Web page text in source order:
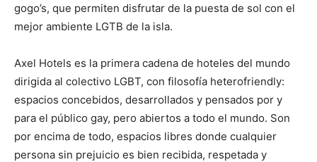
gogo’s, que permiten disfrutar de la puesta de sol con el
mejor ambiente LGTB de la isla.
Axel Hotels es la primera cadena de hoteles del mundo
dirigida al colectivo LGBT, con filosofía heterofriendly:
espacios concebidos, desarrollados y pensados por y
para el público gay, pero abiertos a todo el mundo. Son
por encima de todo, espacios libres donde cualquier
persona sin prejuicio es bien recibida, respetada y